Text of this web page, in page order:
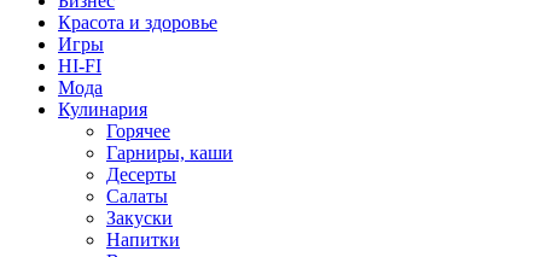
Красота и здоровье
Игры
HI-FI
Мода
Кулинария
Горячее
Гарниры, каши
Десерты
Салаты
Закуски
Напитки